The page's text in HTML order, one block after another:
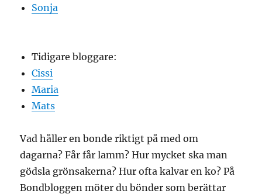
Sonja
Tidigare bloggare:
Cissi
Maria
Mats
Vad håller en bonde riktigt på med om
dagarna? Får får lamm? Hur mycket ska man
gödsla grönsakerna? Hur ofta kalvar en ko? På
Bondbloggen möter du bönder som berättar